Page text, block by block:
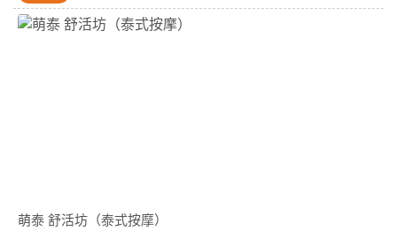
萌泰 舒活坊（泰式按摩）